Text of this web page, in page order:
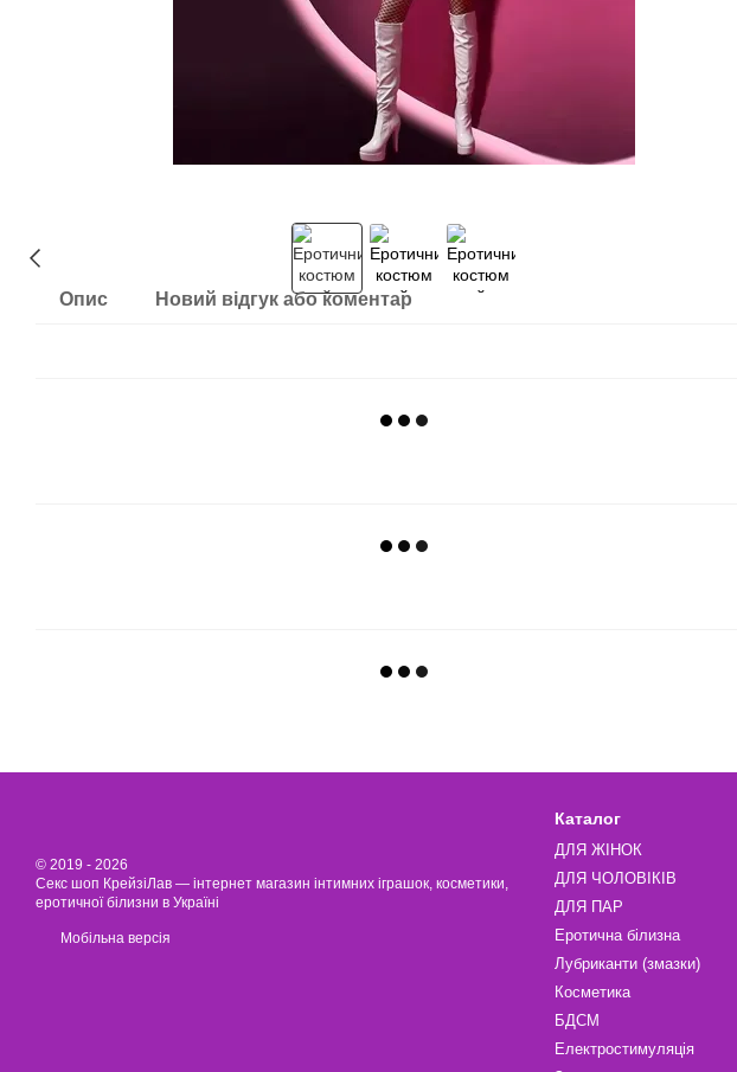
Опис Новий відгук або коментар
© 2019 - 2026
Секс шоп КрейзіЛав — інтернет магазин інтимних іграшок, косметики,
еротичної білизни в Україні
Мобільна версія
Каталог
ДЛЯ ЖІНОК
ДЛЯ ЧОЛОВІКІВ
ДЛЯ ПАР
Еротична білизна
Лубриканти (змазки)
Косметика
БДСМ
Електростимуляція